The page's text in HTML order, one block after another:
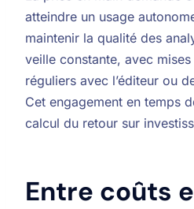
atteindre un usage
maintenir la qualité des
veille constante, avec
réguliers avec l’éditeur ou
Cet engagement en temps
calcul du retour sur
Entre coûts